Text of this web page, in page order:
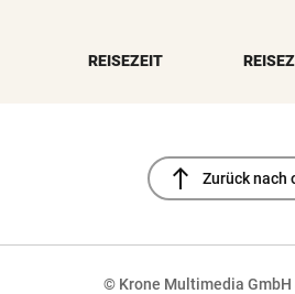
REISEZEIT
north Zurück nach
© Krone Multimedia GmbH